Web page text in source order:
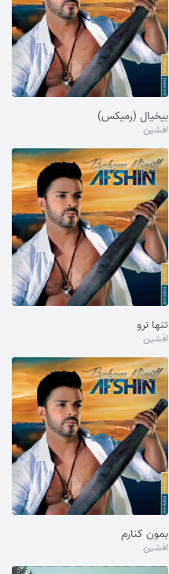
بیخیال (رمیکس)
افشین
تنها نرو
افشین
بمون کنارم
افشین